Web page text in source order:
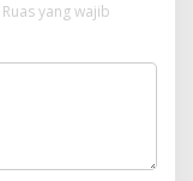
Ruas yang wajib